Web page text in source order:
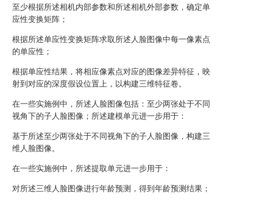
至少根据所述相机内部参数和所述相机外部参数，确定单
应性变换矩阵；
根据所述单应性变换矩阵求取所述人脸图像中每一像素点
的单应性；
根据单应性结果，将相应像素点对应的图像差异特征，映
射到对应的深度假设位置上，以构建三维特征卷。
在一些实施例中，所述人脸图像包括：至少两张处于不同
视角下的子人脸图像；所述建模单元进一步用于：
基于所述至少两张处于不同视角下的子人脸图像，构建三
维人脸图像。
在一些实施例中，所述提取单元进一步用于：
对所述三维人脸图像进行年龄预测，得到年龄预测结果；